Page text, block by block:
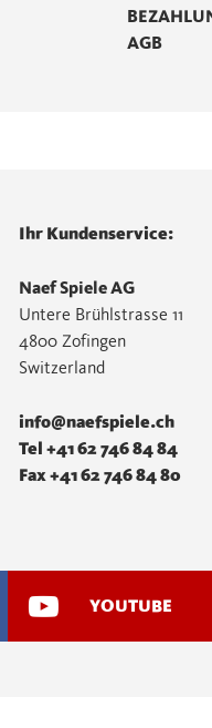
AGB
Ihr Kundenservice:
Naef Spiele AG
Untere Brühlstrasse 11
4800 Zofingen
Switzerland
info@naefspiele.ch
Tel +41 62 746 84 84
Fax +41 62 746 84 80
YOUTUBE